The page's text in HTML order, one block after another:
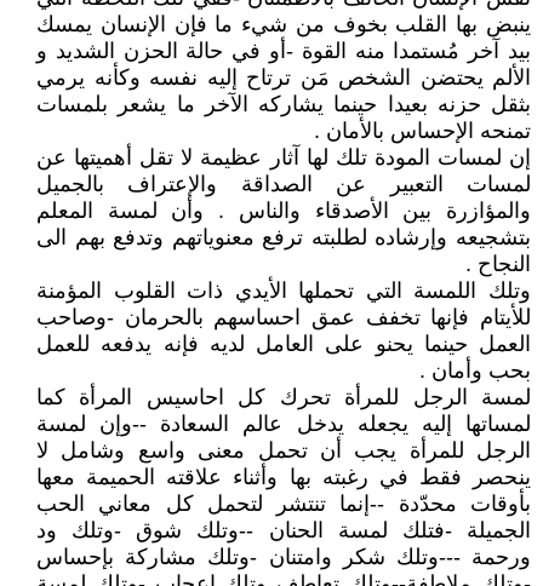
ينبض بها القلب بخوف من شيء ما فإن الإنسان يمسك
بيد آخر مُستمدا منه القوة -أو في حالة الحزن الشديد و
الألم يحتضن الشخص مَن ترتاح إليه نفسه وكأنه يرمي
بثقل حزنه بعيدا حينما يشاركه الآخر ما يشعر بلمسات
تمنحه الإحساس بالأمان .
إن لمسات المودة تلك لها آثار عظيمة لا تقل أهميتها عن
لمسات التعبير عن الصداقة والإعتراف بالجميل
والمؤازرة بين الأصدقاء والناس . وأن لمسة المعلم
بتشجيعه وإرشاده لطلبته ترفع معنوياتهم وتدفع بهم الى
النجاح .
وتلك اللمسة التي تحملها الأيدي ذات القلوب المؤمنة
للأيتام فإنها تخفف عمق احساسهم بالحرمان -وصاحب
العمل حينما يحنو على العامل لديه فإنه يدفعه للعمل
بحب وأمان .
لمسة الرجل للمرأة تحرك كل احاسيس المرأة كما
لمساتها إليه يجعله يدخل عالم السعادة --وإن لمسة
الرجل للمرأة يجب أن تحمل معنى واسع وشامل لا
ينحصر فقط في رغبته بها وأثناء علاقته الحميمة معها
بأوقات محدّدة --إنما تنتشر لتحمل كل معاني الحب
الجميلة -فتلك لمسة الحنان --وتلك شوق -وتلك ود
ورحمة ---وتلك شكر وامتنان -وتلك مشاركة بإحساس